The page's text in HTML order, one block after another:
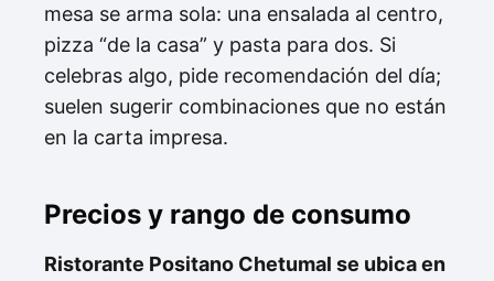
mesa se arma sola: una ensalada al centro,
pizza “de la casa” y pasta para dos. Si
celebras algo, pide recomendación del día;
suelen sugerir combinaciones que no están
en la carta impresa.
Precios y rango de consumo
Ristorante Positano Chetumal se ubica en